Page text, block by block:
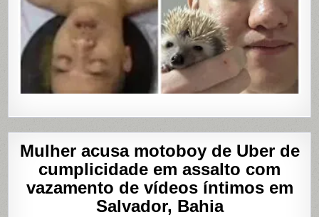
Mulher acusa motoboy de Uber de
cumplicidade em assalto com
vazamento de vídeos íntimos em
Salvador, Bahia